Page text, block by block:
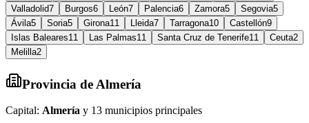
Valladolid7 Burgos6 León7 Palencia6 Zamora5 Segovia5
Ávila5 Soria5 Girona11 Lleida7 Tarragona10 Castellón9
Islas Baleares11 Las Palmas11 Santa Cruz de Tenerife11 Ceuta2
Melilla2
Provincia de Almería
Capital: Almería y 13 municipios principales